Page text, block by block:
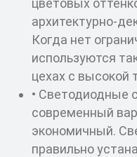
цветовых
архитектурно-
Когда нет
используются
цехах с высокой
• Светодиодные
современный
экономичный.
правильно